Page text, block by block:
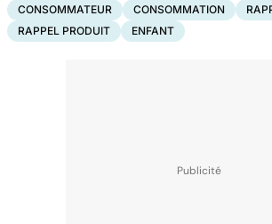
CONSOMMATEUR CONSOMMATION
RAPPEL PRODUIT
ENFANT